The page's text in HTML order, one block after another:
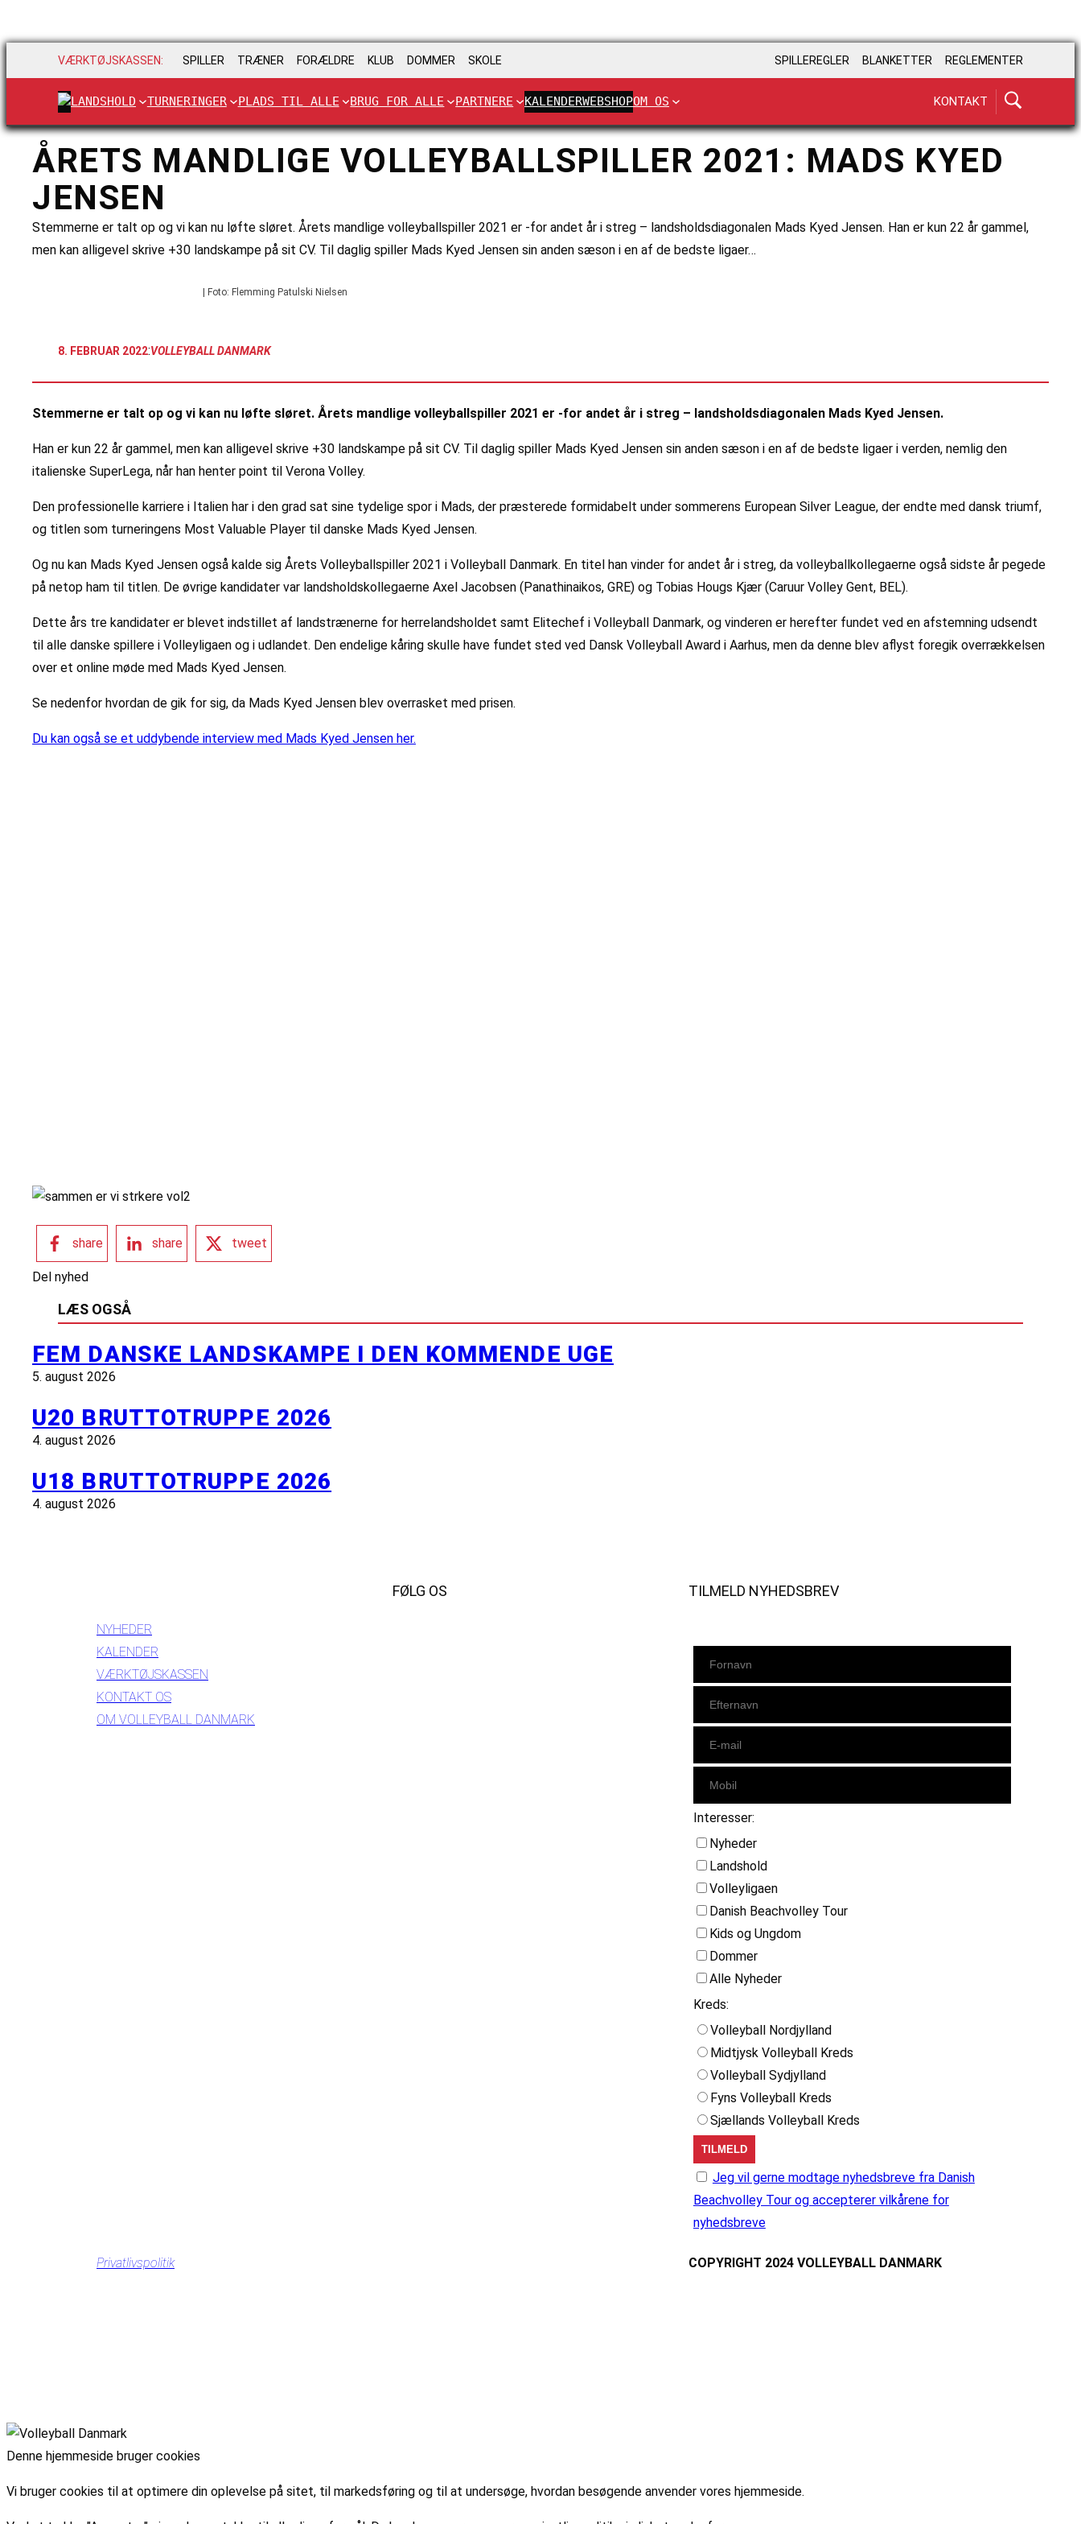
VÆRKTØJSKASSEN: SPILLER TRÆNER FORÆLDRE KLUB DOMMER SKOLE SPILLEREGLER BLANKETTER REGLEMENTER
LANDSHOLD TURNERINGER PLADS TIL ALLE BRUG FOR ALLE PARTNERE KALENDERWEBSHOPOM OS KONTAKT
ÅRETS MANDLIGE VOLLEYBALLSPILLER 2021: MADS KYED
JENSEN
Stemmerne er talt op og vi kan nu løfte sløret. Årets mandlige volleyballspiller 2021 er -for andet år i streg – landsholdsdiagonalen Mads Kyed Jensen. Han er kun 22 år gammel,
men kan alligevel skrive +30 landskampe på sit CV. Til daglig spiller Mads Kyed Jensen sin anden sæson i en af de bedste ligaer…
| Foto: Flemming Patulski Nielsen
8. FEBRUAR 2022:VOLLEYBALL DANMARK
Stemmerne er talt op og vi kan nu løfte sløret. Årets mandlige volleyballspiller 2021 er -for andet år i streg – landsholdsdiagonalen Mads Kyed Jensen.
Han er kun 22 år gammel, men kan alligevel skrive +30 landskampe på sit CV. Til daglig spiller Mads Kyed Jensen sin anden sæson i en af de bedste ligaer i verden, nemlig den
italienske SuperLega, når han henter point til Verona Volley.
Den professionelle karriere i Italien har i den grad sat sine tydelige spor i Mads, der præsterede formidabelt under sommerens European Silver League, der endte med dansk triumf,
og titlen som turneringens Most Valuable Player til danske Mads Kyed Jensen.
Og nu kan Mads Kyed Jensen også kalde sig Årets Volleyballspiller 2021 i Volleyball Danmark. En titel han vinder for andet år i streg, da volleyballkollegaerne også sidste år pegede
på netop ham til titlen. De øvrige kandidater var landsholdskollegaerne Axel Jacobsen (Panathinaikos, GRE) og Tobias Hougs Kjær (Caruur Volley Gent, BEL).
Dette års tre kandidater er blevet indstillet af landstrænerne for herrelandsholdet samt Elitechef i Volleyball Danmark, og vinderen er herefter fundet ved en afstemning udsendt
til alle danske spillere i Volleyligaen og i udlandet. Den endelige kåring skulle have fundet sted ved Dansk Volleyball Award i Aarhus, men da denne blev aflyst foregik overrækkelsen
over et online møde med Mads Kyed Jensen.
Se nedenfor hvordan de gik for sig, da Mads Kyed Jensen blev overrasket med prisen.
Du kan også se et uddybende interview med Mads Kyed Jensen her.
share share tweet
Del nyhed
LÆS OGSÅ
FEM DANSKE LANDSKAMPE I DEN KOMMENDE UGE
5. august 2026
U20 BRUTTOTRUPPE 2026
4. august 2026
U18 BRUTTOTRUPPE 2026
4. august 2026
NYHEDER
KALENDER
VÆRKTØJSKASSEN
KONTAKT OS
OM VOLLEYBALL DANMARK
FØLG OS TILMELD NYHEDSBREV
Interesser:
Nyheder
Landshold
Volleyligaen
Danish Beachvolley Tour
Kids og Ungdom
Dommer
Alle Nyheder
Kreds:
Volleyball Nordjylland
Midtjysk Volleyball Kreds
Volleyball Sydjylland
Fyns Volleyball Kreds
Sjællands Volleyball Kreds
Jeg vil gerne modtage nyhedsbreve fra Danish
Beachvolley Tour og accepterer vilkårene for
nyhedsbreve
Privatlivspolitik COPYRIGHT 2024 VOLLEYBALL DANMARK
Denne hjemmeside bruger cookies
Vi bruger cookies til at optimere din oplevelse på sitet, til markedsføring og til at undersøge, hvordan besøgende anvender vores hjemmeside.